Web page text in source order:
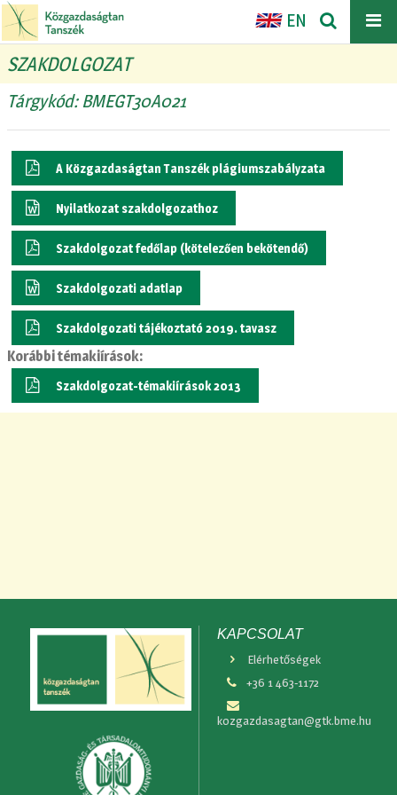
EN
SZAKDOLGOZAT
Tárgykód: BMEGT30A021
A Közgazdaságtan Tanszék plágiumszabályzata
Nyilatkozat szakdolgozathoz
Szakdolgozat fedőlap (kötelezően bekötendő)
Szakdolgozati adatlap
Szakdolgozati tájékoztató 2019. tavasz
Korábbi témakiírások:
Szakdolgozat-témakiírások 2013
KAPCSOLAT
Elérhetőségek
+36 1 463-1172
kozgazdasagtan@gtk.bme.hu